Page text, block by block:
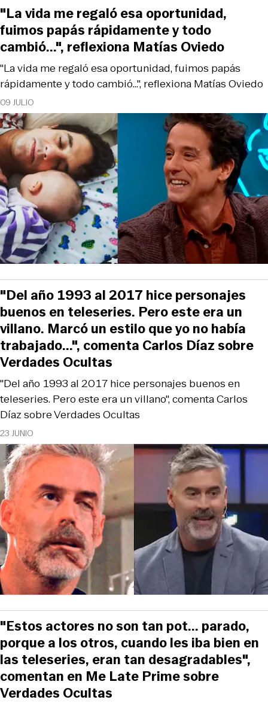
09 JULIO
"La vida me regaló esa oportunidad, fuimos papás
rápidamente y todo cambió...", reflexiona Matías Oviedo
"La vida me regaló esa oportunidad,
fuimos papás rápidamente y todo
cambió...", reflexiona Matías Oviedo
23 JUNIO
"Del año 1993 al 2017 hice personajes buenos en
teleseries. Pero este era un villano", comenta Carlos
Díaz sobre Verdades Ocultas
"Del año 1993 al 2017 hice personajes
buenos en teleseries. Pero este era un
villano. Marcó un estilo que yo no había
trabajado...", comenta Carlos Díaz sobre
Verdades Ocultas
"Estos actores no son tan pot... parado,
porque a los otros, cuando les iba bien en
las teleseries, eran tan desagradables",
comentan en Me Late Prime sobre
Verdades Ocultas